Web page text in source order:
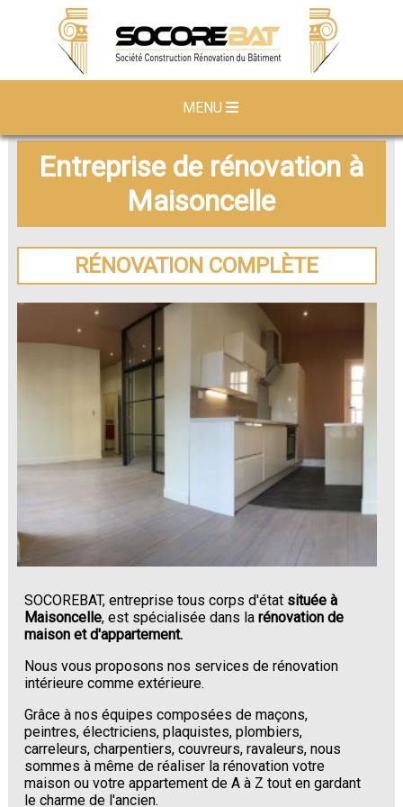
MENU
Entreprise de rénovation à
Maisoncelle
RÉNOVATION COMPLÈTE
SOCOREBAT, entreprise tous corps d'état située à
Maisoncelle, est spécialisée dans larénovation de
maison et d'appartement.
Nous vous proposons nos services de rénovation
intérieure comme extérieure.
Grâce à nos équipes composées de maçons,
peintres, électriciens, plaquistes, plombiers,
carreleurs, charpentiers, couvreurs, ravaleurs, nous
sommes à même de réaliser la rénovation votre
maison ou votre appartement de A à Z tout en gardant
le charme de l'ancien.